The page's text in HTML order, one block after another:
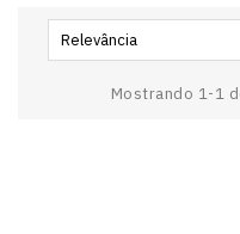
Relevância
Mostrando 1-1